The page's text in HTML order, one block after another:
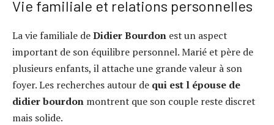
Vie familiale et relations personnelles
La vie familiale deDidier Bourdon est un aspect
important de son équilibre personnel. Marié et père de
plusieurs enfants, il attache une grande valeur à son
foyer. Les recherches autour de qui est l épouse de
didier bourdon montrent que son couple reste discret
mais solide.